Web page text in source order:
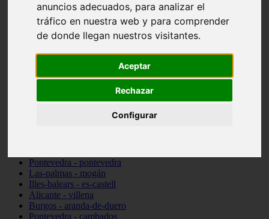
anuncios adecuados, para analizar el
tráfico en nuestra web y para comprender
de donde llegan nuestros visitantes.
Aceptar
Rechazar
Configurar
Almería - roquetas-de-mar
Girona - tossa-de-mar
Barcelona - sant-cugat-del-vallès
Alicante - l39alfàs-del-pi
Barcelona - vilanova-i-la-geltrú
Castellón - peñíscola
Illes-balears - sant-josep-de-sa-talaia
Pontevedra - pontevedra
Las-palmas - mogán
Illes-balears - es-castell
Alicante - villena
Burgos - aranda-de-duero
Pontevedra - cambados